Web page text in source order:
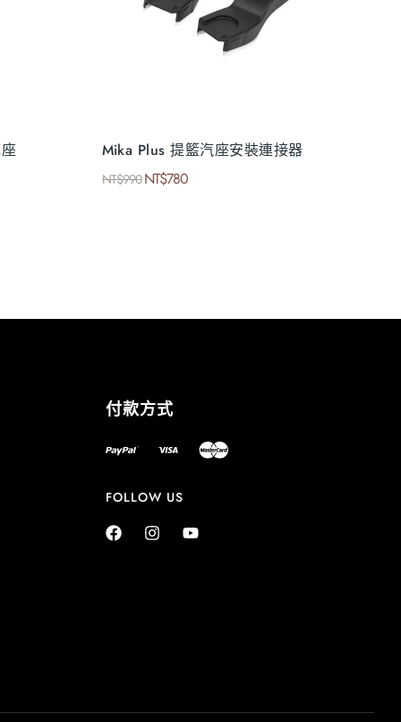
Mika Plus 提籃汽座安裝連接器
NT$990 NT$780
付款方式
FOLLOW US